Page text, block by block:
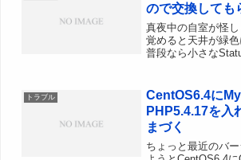
ので交換しても
真夜中の自室が怪
覚めると天井が緑色
普段なら小さな
ジにピカピカと点滅
トラブル
CentOS6.4に
PHP5.4.17を入
まづく
ちょっと最近のバ